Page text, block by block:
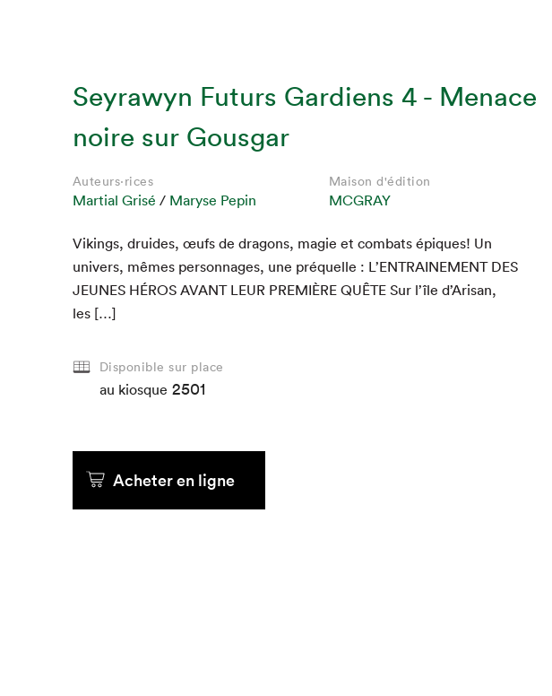
Que cherchez-vous?
Seyrawyn Futurs Gardiens 4 - Menace
noire sur Gousgar
Auteurs·rices
Martial Grisé / Maryse Pepin
Maison d'édition
MCGRAY
Vikings, druides, œufs de drag­ons, magie et com­bats épiques! Un
univers, mêmes per­son­nages, une préquelle : L’ENTRAINEMENT DES
JEUNES HÉROS AVANT LEUR PRE­MIÈRE QUÊTESur l’île d’Arisan,
les […]
Disponible sur place
au kiosque 2501
Acheter en ligne